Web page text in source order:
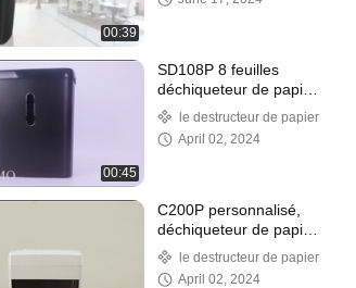
00:39
de 11L
00:45
SD108P 8 feuilles
déchiqueteur de papier
à bande, niveau de
sécurité P2 avec 11L
Bin
le destructeur de papier
April 02, 2024
C200P personnalisé,
déchiqueteur de papier
de haute sécurité pour
documents confidentiels
le destructeur de papier
April 02, 2024